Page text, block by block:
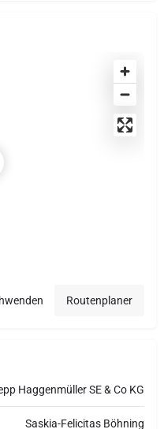
Routenplaner
Haggenmüller SE & Co KG
Saskia-Felicitas Böhning